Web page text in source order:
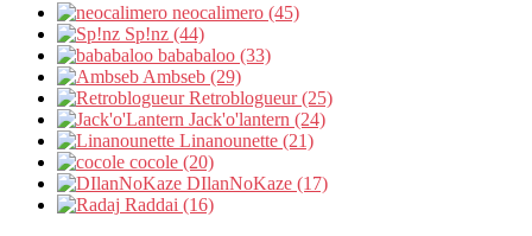
neocalimero (45)
Sp!nz (44)
bababaloo (33)
Ambseb (29)
Retroblogueur (25)
Jack'o'lantern (24)
Linanounette (21)
cocole (20)
DIlanNoKaze (17)
Raddai (16)